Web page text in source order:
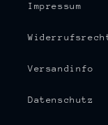
Impressum
Versandinfo
Datenschutz